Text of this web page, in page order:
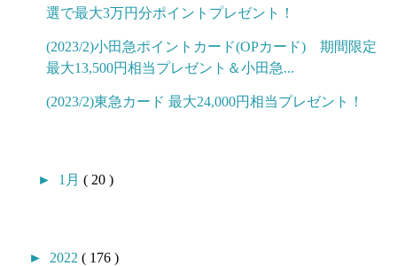
選で最大3万円分ポイントプレゼント！
(2023/2)小田急ポイントカード(OPカード) 期間限定
最大13,500円相当プレゼント＆小田急...
(2023/2)東急カード 最大24,000円相当プレゼント！
► 1月( 20 )
► 2022( 176 )